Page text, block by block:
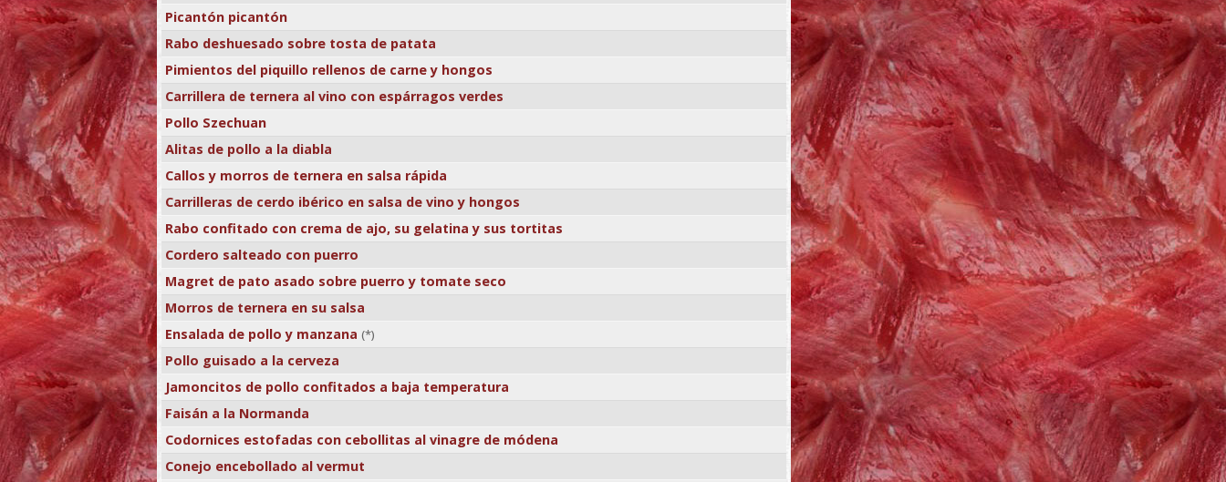
Picantón picantón
Rabo deshuesado sobre tosta de patata
Pimientos del piquillo rellenos de carne y hongos
Carrillera de ternera al vino con espárragos verdes
Pollo Szechuan
Alitas de pollo a la diabla
Callos y morros de ternera en salsa rápida
Carrilleras de cerdo ibérico en salsa de vino y hongos
Rabo confitado con crema de ajo, su gelatina y sus tortitas
Cordero salteado con puerro
Magret de pato asado sobre puerro y tomate seco
Morros de ternera en su salsa
Ensalada de pollo y manzana (*)
Pollo guisado a la cerveza
Jamoncitos de pollo confitados a baja temperatura
Faisán a la Normanda
Codornices estofadas con cebollitas al vinagre de módena
Conejo encebollado al vermut